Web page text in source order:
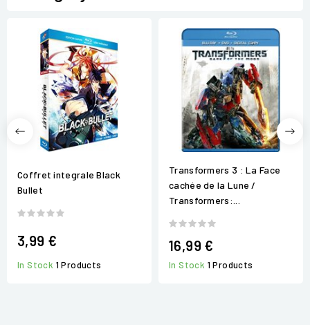
Coffret integrale Black
Bullet
3,99 €
In Stock 1 Products
Transformers 3 : La Face
cachée de la Lune /
Transformers:...
16,99 €
In Stock 1 Products